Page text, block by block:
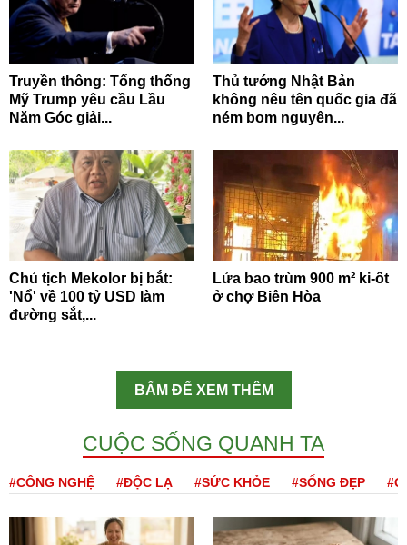
Truyền thông: Tổng thống
Mỹ Trump yêu cầu Lầu
Năm Góc giải...
Thủ tướng Nhật Bản
không nêu tên quốc gia đã
ném bom nguyên...
Chủ tịch Mekolor bị bắt:
'Nổ' về 100 tỷ USD làm
đường sắt,...
Lửa bao trùm 900 m² ki-ốt
ở chợ Biên Hòa
BẤM ĐỂ XEM THÊM
CUỘC SỐNG QUANH TA
#CÔNG NGHỆ #ĐỘC LẠ #SỨC KHỎE #SỐNG ĐẸP